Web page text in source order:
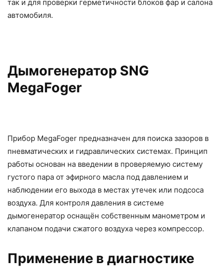
так и для проверки герметичности блоков фар и салона
автомобиля.
Дымогенератор SNG
MegaFoger
Прибор MegaFoger предназначен для поиска зазоров в
пневматических и гидравлических системах. Принцип
работы основан на введении в проверяемую систему
густого пара от эфирного масла под давлением и
наблюдении его выхода в местах утечек или подсоса
воздуха. Для контроля давления в системе
дымогенератор оснащён собственным манометром и
клапаном подачи сжатого воздуха через компрессор.
Применение в диагностике